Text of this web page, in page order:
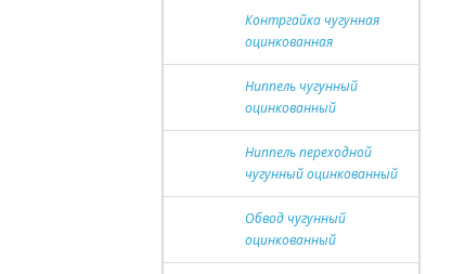
Контргайка чугунная
оцинкованная
Ниппель чугунный
оцинкованный
Ниппель переходной
чугунный оцинкованный
Обвод чугунный
оцинкованный